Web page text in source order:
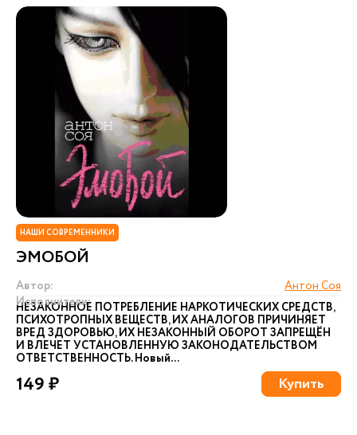
НАШИ СОВРЕМЕННИКИ
ЭМОБОЙ
Автор:
Антон Соя
Исполнители:
НЕЗАКОННОЕ ПОТРЕБЛЕНИЕ НАРКОТИЧЕСКИХ СРЕДСТВ,
ПСИХОТРОПНЫХ ВЕЩЕСТВ, ИХ АНАЛОГОВ ПРИЧИНЯЕТ
ВРЕД ЗДОРОВЬЮ, ИХ НЕЗАКОННЫЙ ОБОРОТ ЗАПРЕЩЁН
И ВЛЕЧЕТ УСТАНОВЛЕННУЮ ЗАКОНОДАТЕЛЬСТВОМ
ОТВЕТСТВЕННОСТЬ. Новый...
149 ₽ Купить